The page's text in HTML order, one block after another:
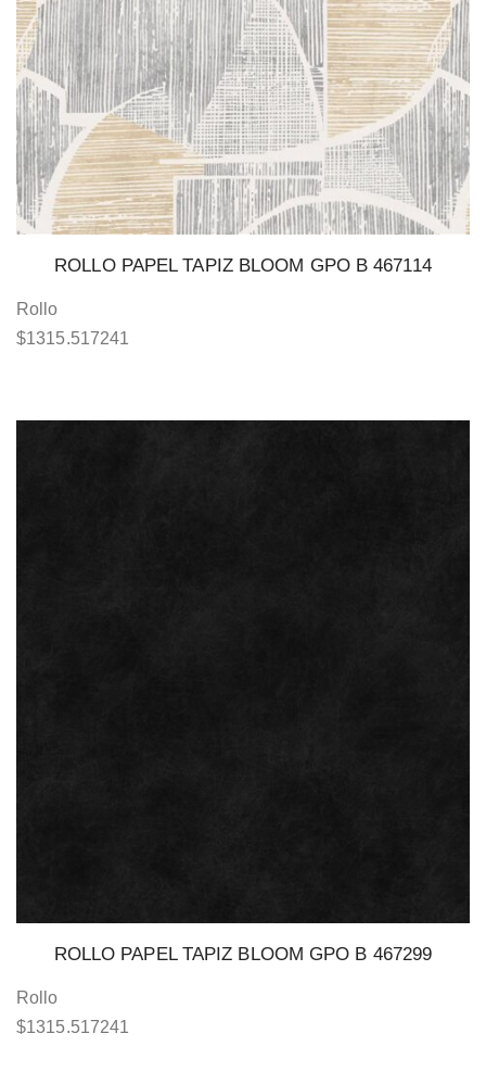
ROLLO PAPEL TAPIZ BLOOM GPO B 467114
Rollo
$1315.517241
ROLLO PAPEL TAPIZ BLOOM GPO B 467299
Rollo
$1315.517241